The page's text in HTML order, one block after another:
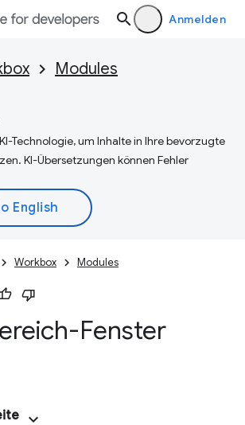
Anmelden
Modules
Technologie, um Inhalte in Ihre bevorzugte
KI-Übersetzungen können Fehler
Workbox Modules
Fenster